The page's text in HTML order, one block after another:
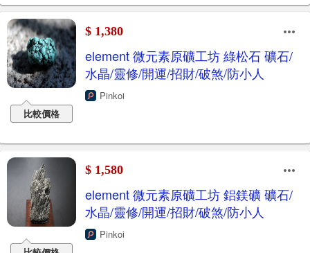
比較價格
$ 1,380
element 微元素原礦工坊 綠松石 礦石/
水晶/靈修/開運/招財/破煞/防小人
Pinkoi
$ 1,580
element 微元素原礦工坊 鋁鎂礦 礦石/
水晶/靈修/開運/招財/破煞/防小人
Pinkoi